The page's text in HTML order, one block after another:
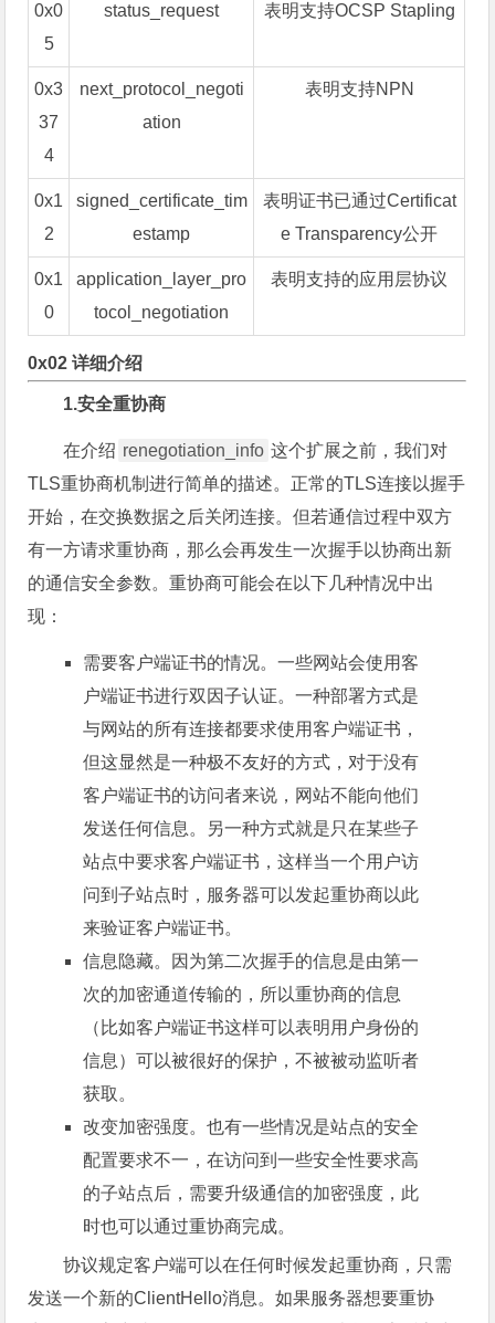
0x0
5
status_request 表明支持OCSP Stapling
0x3
37
4
next_protocol_negoti
ation
表明支持NPN
0x1
2
signed_certificate_tim
estamp
表明证书已通过Certificat
e Transparency公开
0x1
0
application_layer_pro
tocol_negotiation
表明支持的应用层协议
0x02 详细介绍
1.安全重协商
在介绍 renegotiation_info 这个扩展之前，我们对
TLS重协商机制进行简单的描述。正常的TLS连接以握手
开始，在交换数据之后关闭连接。但若通信过程中双方
有一方请求重协商，那么会再发生一次握手以协商出新
的通信安全参数。重协商可能会在以下几种情况中出
现：
需要客户端证书的情况。一些网站会使用客
户端证书进行双因子认证。一种部署方式是
与网站的所有连接都要求使用客户端证书，
但这显然是一种极不友好的方式，对于没有
客户端证书的访问者来说，网站不能向他们
发送任何信息。另一种方式就是只在某些子
站点中要求客户端证书，这样当一个用户访
问到子站点时，服务器可以发起重协商以此
来验证客户端证书。
信息隐藏。因为第二次握手的信息是由第一
次的加密通道传输的，所以重协商的信息
（比如客户端证书这样可以表明用户身份的
信息）可以被很好的保护，不被被动监听者
获取。
改变加密强度。也有一些情况是站点的安全
配置要求不一，在访问到一些安全性要求高
的子站点后，需要升级通信的加密强度，此
时也可以通过重协商完成。
协议规定客户端可以在任何时候发起重协商，只需
发送一个新的ClientHello消息。如果服务器想要重协